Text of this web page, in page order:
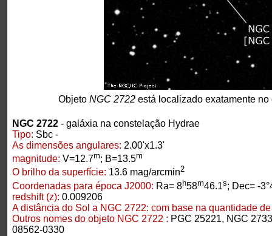
Objeto NGC 2722 está localizado exatamente no
NGC 2722 - galáxia na constelação Hydrae
Tipo: Sbc -
As dimensões angulares: 2.00'x1.3'
magnitude: V=12.7m; B=13.5m
O brilho da superfície: 13.6 mag/arcmin2
Coordenadas para época J2000: Ra= 8h58m46.1s; Dec= -
redshift (z): 0.009206
A distância do Sol a NGC 2722: com base na quantidade
Outros nomes do objeto NGC 2722 : PGC 25221, NGC
08562-0330